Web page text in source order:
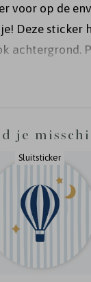
voor op de
Deze sticker
achtergrond.
wens aan.
je
Sluitsticker